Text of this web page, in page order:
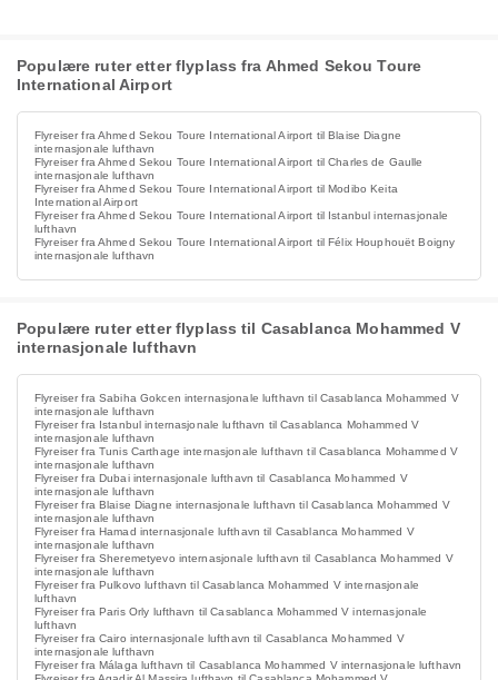
Populære ruter etter flyplass fra Ahmed Sekou Toure
International Airport
Flyreiser fra Ahmed Sekou Toure International Airport til Blaise Diagne
internasjonale lufthavn
Flyreiser fra Ahmed Sekou Toure International Airport til Charles de Gaulle
internasjonale lufthavn
Flyreiser fra Ahmed Sekou Toure International Airport til Modibo Keita
International Airport
Flyreiser fra Ahmed Sekou Toure International Airport til Istanbul internasjonale
lufthavn
Flyreiser fra Ahmed Sekou Toure International Airport til Félix Houphouët Boigny
internasjonale lufthavn
Populære ruter etter flyplass til Casablanca Mohammed V
internasjonale lufthavn
Flyreiser fra Sabiha Gokcen internasjonale lufthavn til Casablanca Mohammed V
internasjonale lufthavn
Flyreiser fra Istanbul internasjonale lufthavn til Casablanca Mohammed V
internasjonale lufthavn
Flyreiser fra Tunis Carthage internasjonale lufthavn til Casablanca Mohammed V
internasjonale lufthavn
Flyreiser fra Dubai internasjonale lufthavn til Casablanca Mohammed V
internasjonale lufthavn
Flyreiser fra Blaise Diagne internasjonale lufthavn til Casablanca Mohammed V
internasjonale lufthavn
Flyreiser fra Hamad internasjonale lufthavn til Casablanca Mohammed V
internasjonale lufthavn
Flyreiser fra Sheremetyevo internasjonale lufthavn til Casablanca Mohammed V
internasjonale lufthavn
Flyreiser fra Pulkovo lufthavn til Casablanca Mohammed V internasjonale
lufthavn
Flyreiser fra Paris Orly lufthavn til Casablanca Mohammed V internasjonale
lufthavn
Flyreiser fra Cairo internasjonale lufthavn til Casablanca Mohammed V
internasjonale lufthavn
Flyreiser fra Málaga lufthavn til Casablanca Mohammed V internasjonale lufthavn